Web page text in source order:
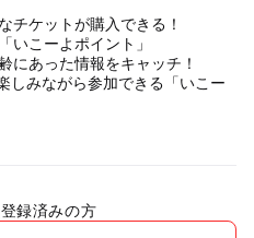
しみながら参加できる「いこー
録済みの方